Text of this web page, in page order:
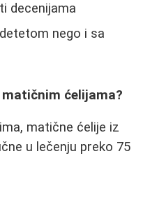
decenijama
nego i sa
ćelijama?
matične ćelije iz
u lečenju preko 75